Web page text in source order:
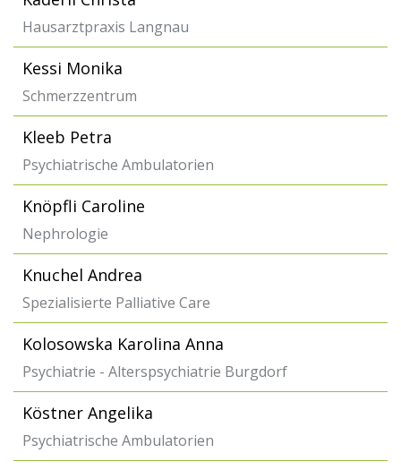
Hausarztpraxis Langnau
Kessi Monika
Schmerzzentrum
Kleeb Petra
Psychiatrische Ambulatorien
Knöpfli Caroline
Nephrologie
Knuchel Andrea
Spezialisierte Palliative Care
Kolosowska Karolina Anna
Psychiatrie - Alterspsychiatrie Burgdorf
Köstner Angelika
Psychiatrische Ambulatorien